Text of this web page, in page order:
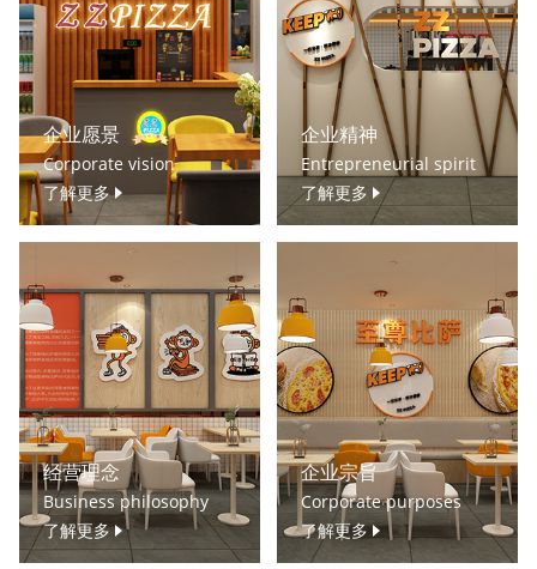
企业愿景
Corporate vision
了解更多
企业精神
Entrepreneurial spirit
了解更多
经营理念
Business philosophy
了解更多
企业宗旨
Corporate purposes
了解更多